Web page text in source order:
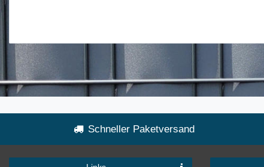
Schneller Paketversand